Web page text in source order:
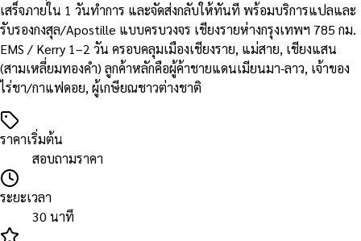
เสร็จภายใน 1 วันทำการ และจัดส่งกลับให้ทันที พร้อมบริการแปลและ
รับรองกงสุล/Apostille แบบครบวงจร เชียงรายห่างกรุงเทพฯ 785 กม.
EMS / Kerry 1–2 วัน ครอบคลุมเมืองเชียงราย, แม่สาย, เชียงแสน
(สามเหลี่ยมทองคำ) ลูกค้าหลักคือผู้ค้าชายแดนเมียนมา-ลาว, เจ้าของ
ไร่ชา/กาแฟดอย, ผู้เกษียณชาวต่างชาติ
ราคาเริ่มต้น
สอบถามราคา
ระยะเวลา
30 นาที